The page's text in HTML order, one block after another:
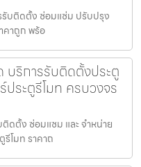
รับติดตั้ง ซ่อมแซ่ม ปรับปรุง
คาถูก พร้อ
บริการรับติดตั้งประตู
ประตูรีโมท ครบวงจร
ดตั้ง ซ่อมแซม และ จำหน่าย
รีโมท ราคาถ